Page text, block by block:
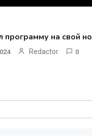
программу на свой
Redactor 0